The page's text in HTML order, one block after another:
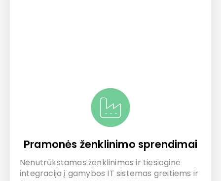
Pramonės ženklinimo sprendimai
Nenutrūkstamas ženklinimas ir tiesioginė
integracija į gamybos IT sistemas greitiems ir